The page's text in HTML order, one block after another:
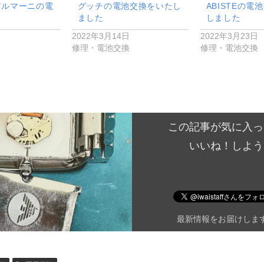
マーニの電
グッチの電池交換をいたし
ました
2022年3月14日
修理・電池交換
ABISTEの電
しました
2022年3月23日
修理・電池交換
この記事が気に入
いいね！しよう
最新情報をお届けしま